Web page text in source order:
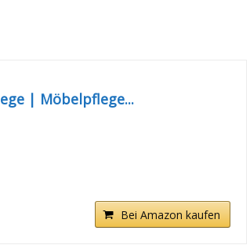
| Möbelpflege...
Bei Amazon kaufen